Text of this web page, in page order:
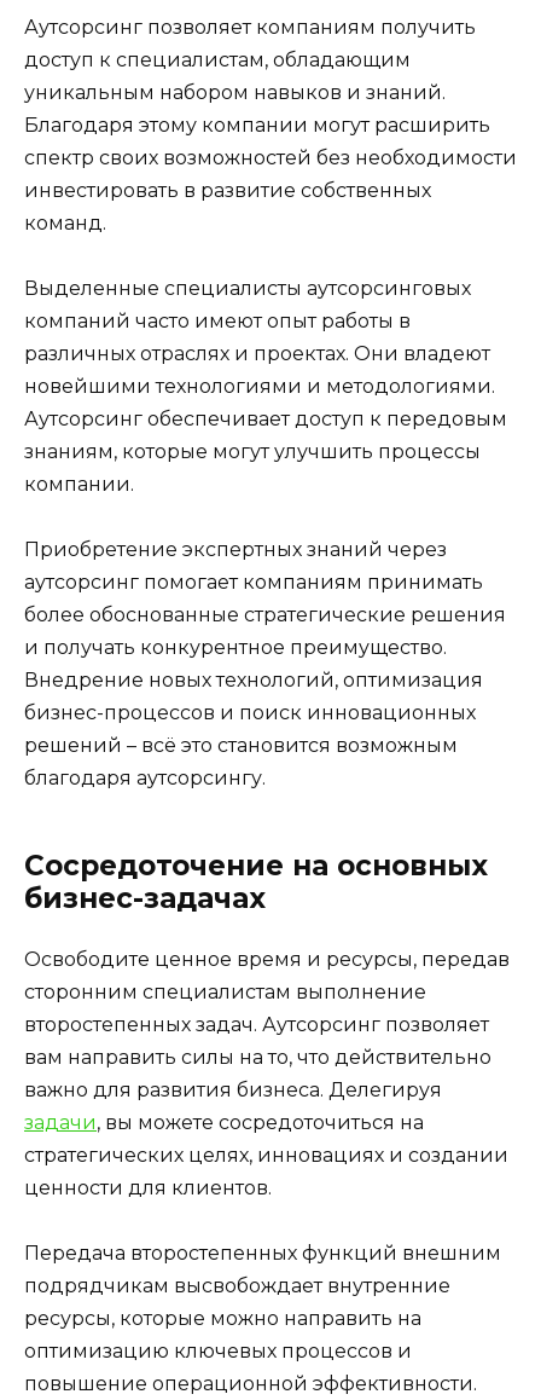
Аутсорсинг позволяет компаниям получить
доступ к специалистам, обладающим
уникальным набором навыков и знаний.
Благодаря этому компании могут расширить
спектр своих возможностей без необходимости
инвестировать в развитие собственных
команд.
Выделенные специалисты аутсорсинговых
компаний часто имеют опыт работы в
различных отраслях и проектах. Они владеют
новейшими технологиями и методологиями.
Аутсорсинг обеспечивает доступ к передовым
знаниям, которые могут улучшить процессы
компании.
Приобретение экспертных знаний через
аутсорсинг помогает компаниям принимать
более обоснованные стратегические решения
и получать конкурентное преимущество.
Внедрение новых технологий, оптимизация
бизнес-процессов и поиск инновационных
решений – всё это становится возможным
благодаря аутсорсингу.
Сосредоточение на основных
бизнес-задачах
Освободите ценное время и ресурсы, передав
сторонним специалистам выполнение
второстепенных задач. Аутсорсинг позволяет
вам направить силы на то, что действительно
важно для развития бизнеса. Делегируя
задачи, вы можете сосредоточиться на
стратегических целях, инновациях и создании
ценности для клиентов.
Передача второстепенных функций внешним
подрядчикам высвобождает внутренние
ресурсы, которые можно направить на
оптимизацию ключевых процессов и
повышение операционной эффективности.